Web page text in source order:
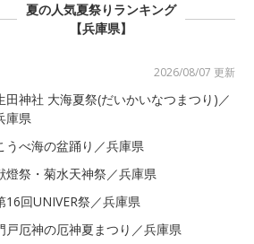
夏の人気夏祭りランキング
【兵庫県】
2026/08/07 更新
田神社 大海夏祭(だいかいなつまつり)／
庫県
うべ海の盆踊り／兵庫県
燈祭・菊水天神祭／兵庫県
16回UNIVER祭／兵庫県
戸厄神の厄神夏まつり／兵庫県